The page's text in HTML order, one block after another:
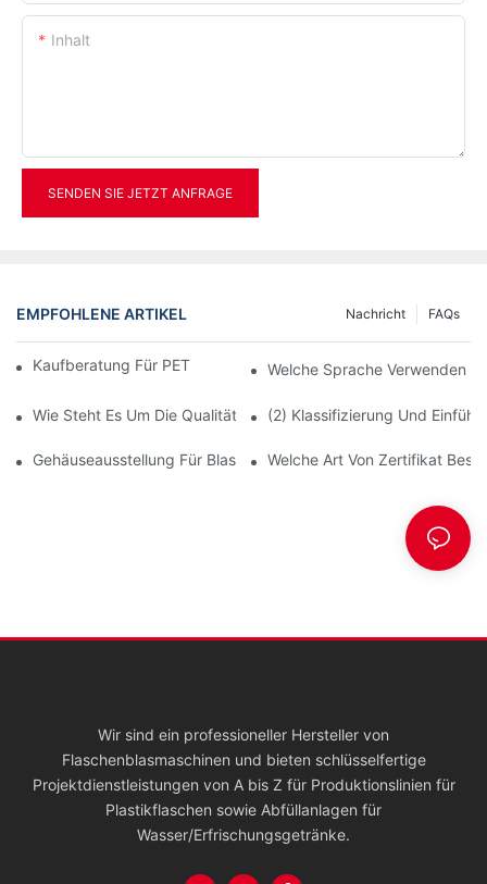
Inhalt
SENDEN SIE JETZT ANFRAGE
EMPFOHLENE ARTIKEL FAQs
Nachricht
Kaufberatung Für PET-FlaschenblasmaschinenWelche Sprache Verwenden
Wie Steht Es Um Die Qualität Ihrer Maschinen?
(2) Klassifizierung Und
Gehäuseausstellung Für BlasformmaschinenWelche Art Von Zertifikat
Wir sind ein professioneller Hersteller von
Flaschenblasmaschinen und bieten schlüsselfertige
Projektdienstleistungen von A bis Z für Produktionslinien für
Plastikflaschen sowie Abfüllanlagen für
Wasser/Erfrischungsgetränke.